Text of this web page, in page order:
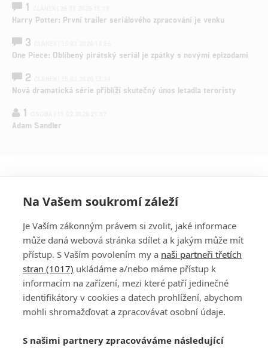
1
Harry Potter: První trailer seriálového zpracování je venku
3
One Piece: Oblíbený pirátský seriál je zpátky s novými epizodami
2
Nová dramatická série přiblíží skutečný únos letadla teroristy
1
Adam Sandler
PŘIHLÁSIT
REGISTROVAT
DISKUZE
Šéfredaktorkou webu jePetr Slavík, e-mailserialy@fandimefilmu.cz
Na Vašem soukromí záleží
Je Vaším zákonným právem si zvolit, jaké informace
může daná webová stránka sdílet a k jakým může mít
přístup. S Vaším povolením my a naši partneři třetích
stran (1017) ukládáme a/nebo máme přístup k
informacím na zařízení, mezi které patří jedinečné
identifikátory v cookies a datech prohlížení, abychom
mohli shromažďovat a zpracovávat osobní údaje.
S našimi partnery zpracováváme následující